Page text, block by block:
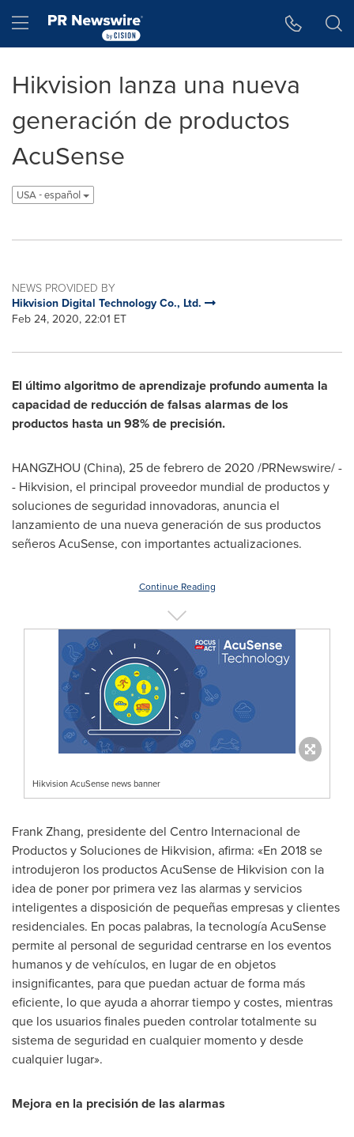
Hamburger menu
Hikvision lanza una nueva
generación de productos
AcuSense
USA - español
NEWS PROVIDED BY
Hikvision Digital Technology Co., Ltd.
Feb 24, 2020, 22:01 ET
El último algoritmo de aprendizaje profundo aumenta la
capacidad de reducción de falsas alarmas de los
productos hasta un 98% de precisión.
HANGZHOU (China), 25 de febrero de 2020 /PRNewswire/ -
- Hikvision, el principal proveedor mundial de productos y
soluciones de seguridad innovadoras, anuncia el
lanzamiento de una nueva generación de sus productos
señeros AcuSense, con importantes actualizaciones.
Continue Reading
Hikvision AcuSense news banner
Frank Zhang, presidente del Centro Internacional de
Productos y Soluciones de Hikvision, afirma: «En 2018 se
introdujeron los productos AcuSense de Hikvision con la
idea de poner por primera vez las alarmas y servicios
inteligentes a disposición de pequeñas empresas y clientes
residenciales. En pocas palabras, la tecnología AcuSense
permite al personal de seguridad centrarse en los eventos
humanos y de vehículos, en lugar de en objetos
insignificantes, para que puedan actuar de forma más
eficiente, lo que ayuda a ahorrar tiempo y costes, mientras
que los usuarios finales pueden controlar totalmente su
sistema de seguridad en cualquier momento y desde
cualquier lugar».
Mejora en la precisión de las alarmas